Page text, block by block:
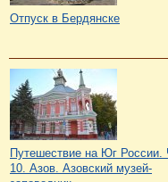
Отпуск в Бердянске
Путешествие на Юг России.
10. Азов. Азовский музей-